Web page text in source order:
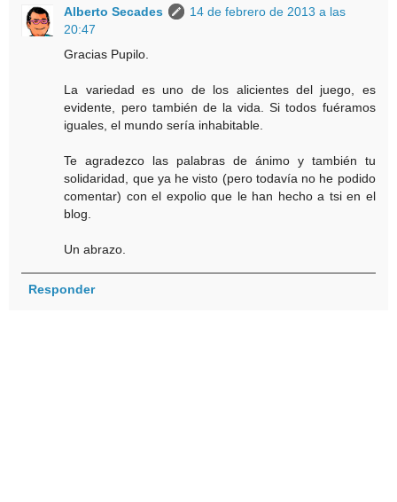
Alberto Secades
14 de febrero de 2013 a las
20:47
Gracias Pupilo.
La variedad es uno de los alicientes del juego, es
evidente, pero también de la vida. Si todos fuéramos
iguales, el mundo sería inhabitable.
Te agradezco las palabras de ánimo y también tu
solidaridad, que ya he visto (pero todavía no he podido
comentar) con el expolio que le han hecho a tsi en el
blog.
Un abrazo.
Responder